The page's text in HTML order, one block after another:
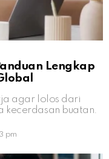
Lengkap
agar lolos dari
buatan.
pm